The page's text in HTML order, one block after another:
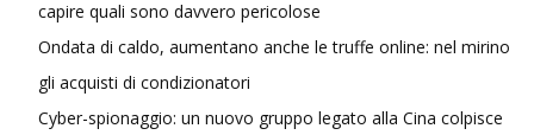
capire quali sono davvero pericolose
Ondata di caldo, aumentano anche le truffe online: nel mirino
gli acquisti di condizionatori
Cyber-spionaggio: un nuovo gruppo legato alla Cina colpisce